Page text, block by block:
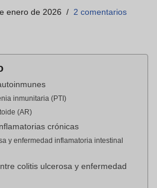
enero de 2026 2 comentarios
inmunitaria (PTI)
(AR)
crónicas
y enfermedad inflamatoria intestinal
colitis ulcerosa y enfermedad